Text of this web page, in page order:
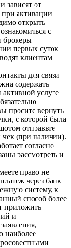
зависят от
активации
открыть
с
брокеры
первых суток
клиентам
для связи
содержать
услуге
просите вернуть
с которой была
отправьте
(при наличии).
согласно
рассмотреть и
право не
через банк
систему, к
способ более
приложить
и
наиболее